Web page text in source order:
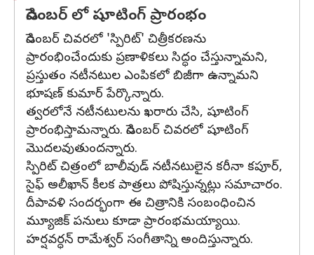
డిసెంబర్ లో షూటింగ్ ప్రారంభం
డిసెంబర్‌ చివరలో 'స్పిరిట్' చిత్రీకరణను
ప్రారంభించేందుకు ప్రణాళికలు సిద్ధం చేస్తున్నామని,
ప్రస్తుతం నటీనటుల ఎంపికలో బిజీగా ఉన్నామని
భూషణ్‌ కుమార్‌ పేర్కొన్నారు.
త్వరలోనే నటీనటులను ఖరారు చేసి, షూటింగ్
ప్రారంభిస్తామన్నారు. డిసెంబర్‌ చివరలో షూటింగ్
మొదలవుతుందన్నారు.
స్పిరిట్ చిత్రంలో బాలీవుడ్ నటీనటులైన కరీనా కపూర్,
సైఫ్‌ అలీఖాన్‌ కీలక పాత్రలు పోషిస్తున్నట్లు సమాచారం.
దీపావళి సందర్భంగా ఈ చిత్రానికి సంబంధించిన
మ్యూజిక్ పనులు కూడా ప్రారంభమయ్యాయి.
హర్షవర్ధన్ రామేశ్వర్ సంగీతాన్ని అందిస్తున్నారు.